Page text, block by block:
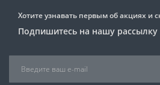
Хотите узнавать первым об акциях и
Подпишитесь на нашу рассылку